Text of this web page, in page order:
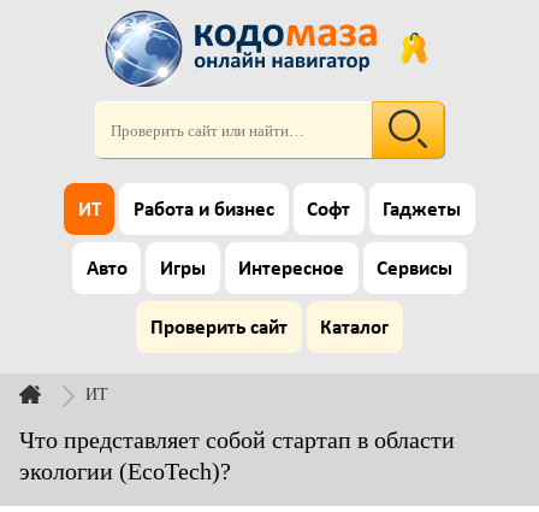
ИТ Работа и бизнес Софт Гаджеты
Авто Игры Интересное Сервисы
Проверить сайт Каталог
ИТ
Что представляет собой стартап в области
экологии (EcoTech)?